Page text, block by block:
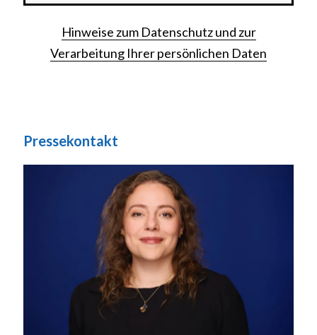
Hinweise zum Datenschutz und zur
Verarbeitung Ihrer persönlichen Daten
Pressekontakt